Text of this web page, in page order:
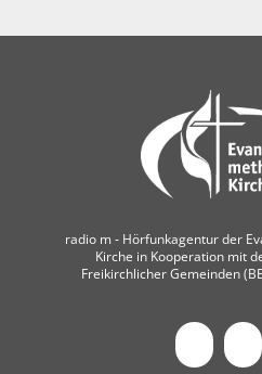
radio m ‐ Hörfunkagentur der
Kirche in Kooperation mit
Freikirchlicher Gemeinden